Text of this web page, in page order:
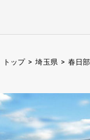
トップ > 埼玉県 > 春日